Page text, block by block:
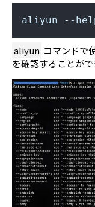
aliyun --
aliyun コマンドで
を確認することがで